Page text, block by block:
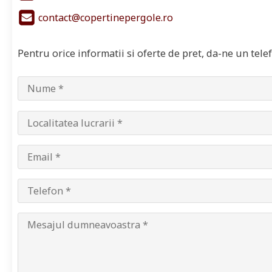
contact@copertinepergole.ro
Pentru orice informatii si oferte de pret, da-ne un